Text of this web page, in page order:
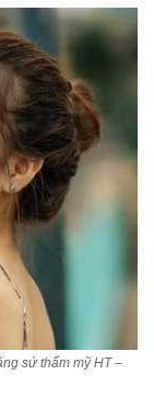
sứ thẩm mỹ HT –